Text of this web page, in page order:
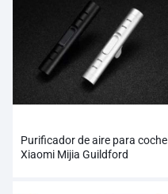
Purificador de aire para coche
Xiaomi Mijia Guildford